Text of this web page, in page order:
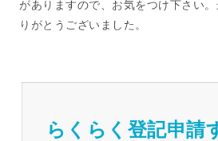
がありますので、お気をつけ下さい
りがとうございました。
らくらく登記申請